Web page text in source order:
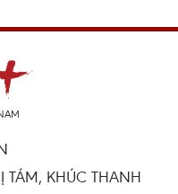
TÁM, KHÚC THANH